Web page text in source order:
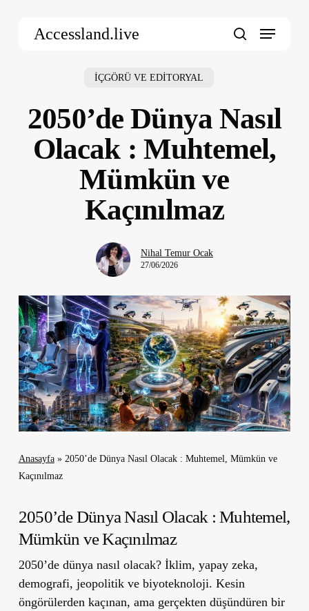
Accessland.live Menu
İÇGÖRÜ VE EDİTORYAL
2050’de Dünya Nasıl
Olacak : Muhtemel,
Mümkün ve
Kaçınılmaz
Nihal Temur Ocak
27/06/2026
Anasayfa» 2050’de Dünya Nasıl Olacak : Muhtemel, Mümkün ve
Kaçınılmaz
2050’de Dünya Nasıl Olacak : Muhtemel,
Mümkün ve Kaçınılmaz
2050’de dünya nasıl olacak? İklim, yapay zeka,
demografi, jeopolitik ve biyoteknoloji. Kesin
öngörülerden kaçınan, ama gerçekten düşündüren bir